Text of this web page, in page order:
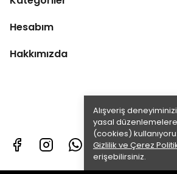
Alışveriş
yasal
(cookies)
Gizlilik ve Çerez
erişebilirsiniz.
Hesabım
Hakkımızda